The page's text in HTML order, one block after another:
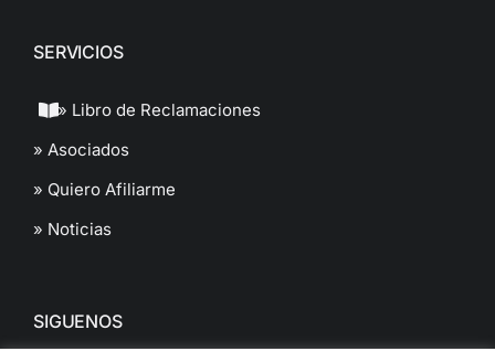
SERVICIOS
» Libro de Reclamaciones
» Asociados
» Quiero Afiliarme
» Noticias
SIGUENOS